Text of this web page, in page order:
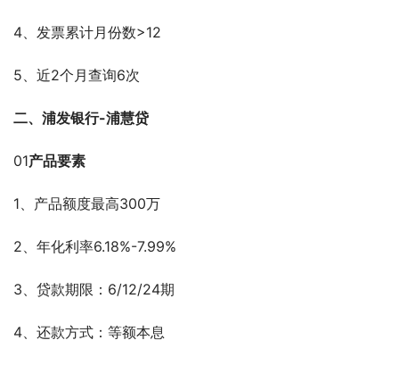
4、发票累计月份数>12
5、近2个月查询6次
二、浦发银行-浦慧贷
01产品要素
1、产品额度最高300万
2、年化利率6.18%-7.99%
3、贷款期限：6/12/24期
4、还款方式：等额本息